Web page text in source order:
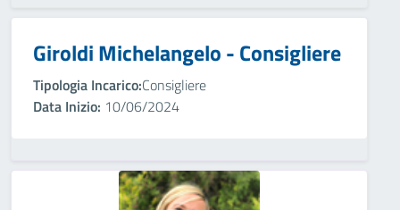
Giroldi Michelangelo - Consigliere
Tipologia Incarico:Consigliere
Data Inizio: 10/06/2024